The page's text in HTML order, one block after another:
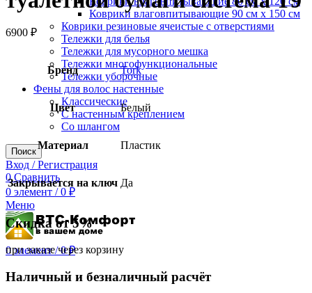
Коврики влаговпитывающие 90 см х 150 см
Коврики резиновые ячеистые с отверстиями
Тележки для белья
Тележки для мусорного мешка
Тележки многофункциональные
Тележки уборочные
Фены для волос настенные
Классические
С настенным креплением
Со шлангом
Поиск
Вход / Регистрация
0 Сравнить
0 элемент / 0 ₽
Меню
0элемент / 0₽
6900 ₽
Бренд Tork
Цвет Белый
Материал Пластик
Закрывается на ключ Да
Скидка от 5%
при заказе через корзину
Наличный и безналичный расчёт